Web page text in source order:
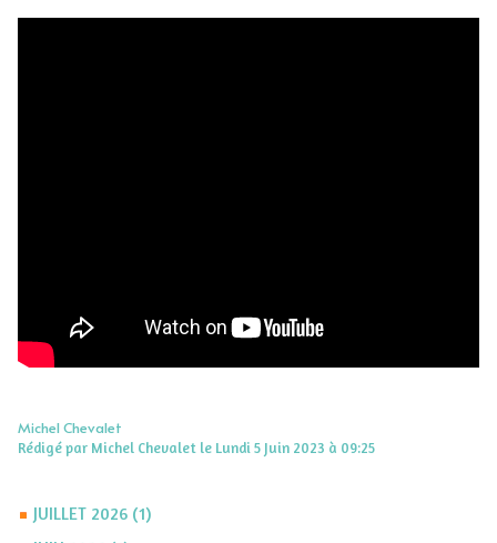
Michel Chevalet
Rédigé par Michel Chevalet le Lundi 5 Juin 2023 à 09:25
JUILLET 2026 (1)